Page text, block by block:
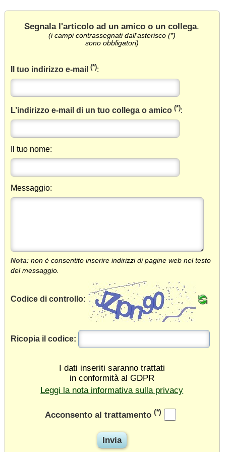
Segnala l'articolo ad un amico o un collega.
(i campi contrassegnati dall'asterisco (*)
sono obbligatori)
Il tuo indirizzo e-mail(*):
L’indirizzo e-mail di un tuo collega o amico(*):
Il tuo nome:
Messaggio:
Nota: non è consentito inserire indirizzi di pagine web nel testo
del messaggio.
Codice di controllo:
Ricopia il codice:
I dati inseriti saranno trattati
in conformità al GDPR
Leggi la nota informativa sulla privacy
Acconsento al trattamento (*)